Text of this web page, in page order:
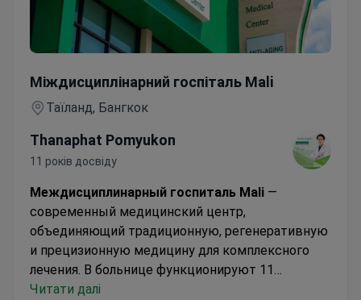
Міждисциплінарний госпіталь Mali
Таїланд, Бангкок
Thanaphat Pomyukon
11 років досвіду
Междисциплинарный госпиталь Mali —
современный медицинский центр,
объединяющий традиционную, регенеративную
и прецизионную медицину для комплексного
лечения. В больнице функционируют 11
отделений и 35 коек, включая 12 коек
Читати далі